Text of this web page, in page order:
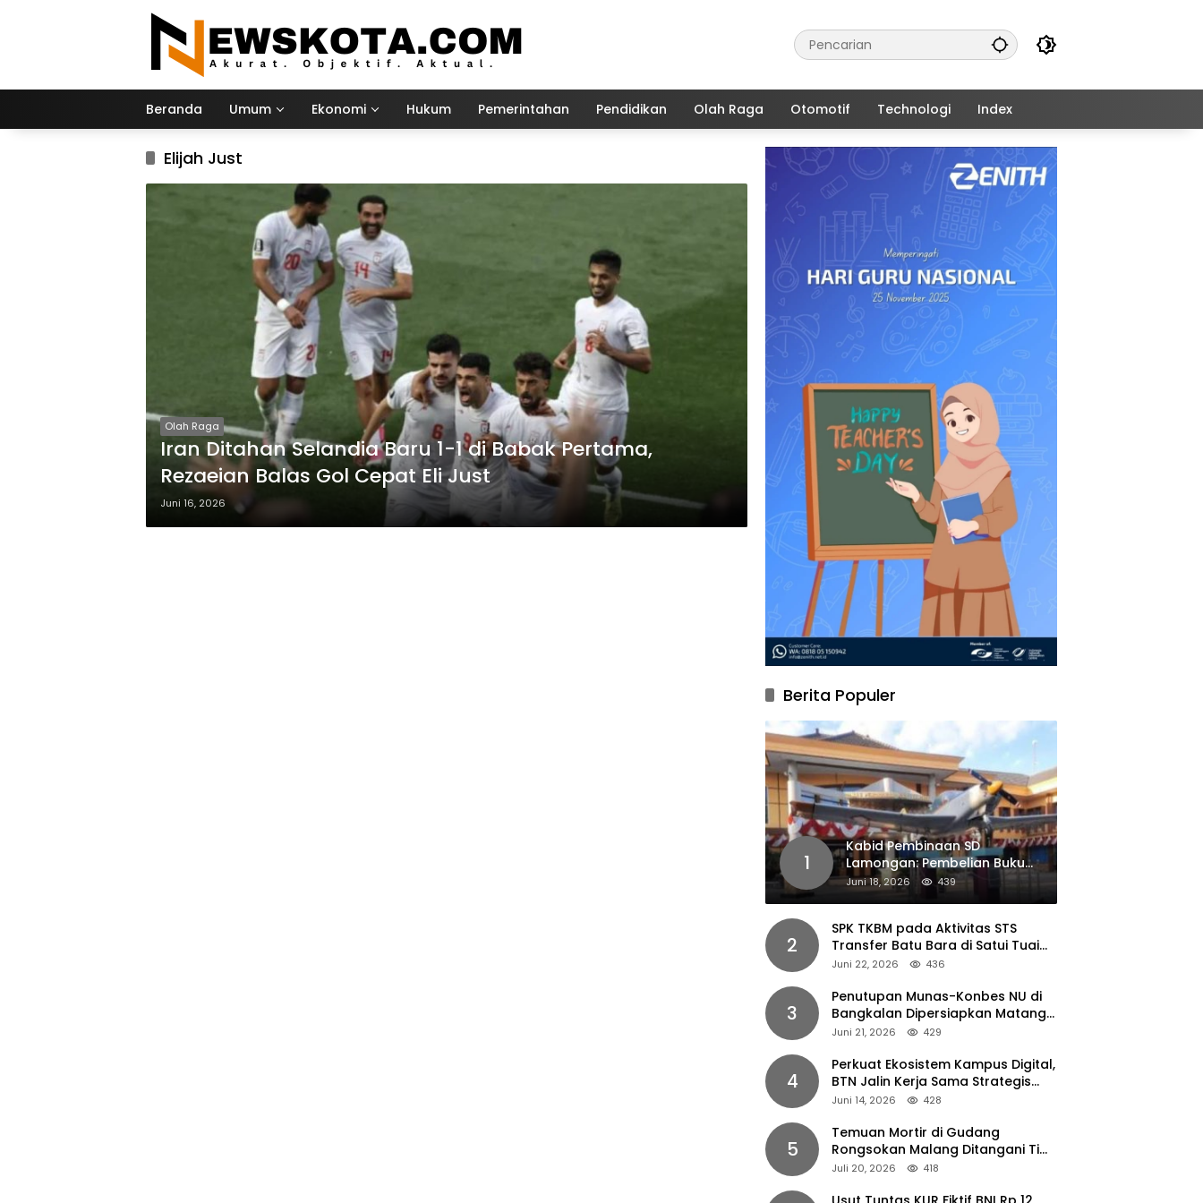
Beranda Umum Ekonomi Hukum Pemerintahan Pendidikan Olah Raga Otomotif Technologi Index
Elijah Just
Olah Raga
Iran Ditahan Selandia Baru 1-1 di Babak Pertama,
Rezaeian Balas Gol Cepat Eli Just
Juni 16, 2026
Berita Populer
1
Kabid Pembinaan SD
Lamongan: Pembelian Buku
Pendamping Tidak Boleh
Dipaksakan
Juni 18, 2026 439
2
SPK TKBM pada Aktivitas STS
Transfer Batu Bara di Satui Tuai
Sorotan
Juni 22, 2026 436
3
Penutupan Munas-Konbes NU di
Bangkalan Dipersiapkan Matang,
Gus Ipul Turun Tangan
Juni 21, 2026 429
4
Perkuat Ekosistem Kampus Digital,
BTN Jalin Kerja Sama Strategis
dengan UNAIR
Juni 14, 2026 428
5
Temuan Mortir di Gudang
Rongsokan Malang Ditangani Tim
Gegana Polda Jatim
Juli 20, 2026 418